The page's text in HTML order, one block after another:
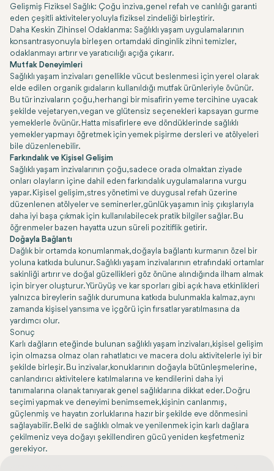
Gelişmiş Fiziksel Sağlık: Çoğu inziva, genel refah ve canlılığı garanti
eden çeşitli aktiviteler yoluyla fiziksel zindeliği birleştirir.
Daha Keskin Zihinsel Odaklanma: Sağlıklı yaşam uygulamalarının
konsantrasyonuyla birleşen ortamdaki dinginlik zihni temizler,
odaklanmayı artırır ve yaratıcılığı açığa çıkarır.
Mutfak Deneyimleri
Sağlıklı yaşam inzivaları genellikle vücut beslenmesi için yerel olarak
elde edilen organik gıdaların kullanıldığı mutfak ürünleriyle övünür.
Bu tür inzivaların çoğu, herhangi bir misafirin yeme tercihine uyacak
şekilde vejetaryen, vegan ve glütensiz seçenekleri kapsayan gurme
yemeklerle övünür. Hatta misafirlere eve döndüklerinde sağlıklı
yemekler yapmayı öğretmek için yemek pişirme dersleri ve atölyeleri
bile düzenlenebilir.
Farkındalık ve Kişisel Gelişim
Sağlıklı yaşam inzivalarının çoğu, sadece orada olmaktan ziyade
onları olayların içine dahil eden farkındalık uygulamalarına vurgu
yapar. Kişisel gelişim, stres yönetimi ve duygusal refah üzerine
düzenlenen atölyeler ve seminerler, günlük yaşamın iniş çıkışlarıyla
daha iyi başa çıkmak için kullanılabilecek pratik bilgiler sağlar. Bu
öğrenmeler bazen hayatta uzun süreli pozitiflik getirir.
Doğayla Bağlantı
Dağlık bir ortamda konumlanmak, doğayla bağlantı kurmanın özel bir
yoluna katkıda bulunur. Sağlıklı yaşam inzivalarının etrafındaki ortamlar
sakinliği artırır ve doğal güzellikleri göz önüne alındığında ilham almak
için bir yer oluşturur. Yürüyüş ve kar sporları gibi açık hava etkinlikleri
yalnızca bireylerin sağlık durumuna katkıda bulunmakla kalmaz, aynı
zamanda kişisel yansıma ve içgörü için fırsatlar yaratılmasına da
yardımcı olur.
Sonuç
Karlı dağların eteğinde bulunan sağlıklı yaşam inzivaları, kişisel gelişim
için olmazsa olmaz olan rahatlatıcı ve macera dolu aktivitelerle iyi bir
şekilde birleşir. Bu inzivalar, konuklarının doğayla bütünleşmelerine,
canlandırıcı aktivitelere katılmalarına ve kendilerini daha iyi
tanımalarına olanak tanıyarak genel sağlıklarına dikkat eder. Doğru
seçimi yapmak ve deneyimi benimsemek, kişinin canlanmış,
güçlenmiş ve hayatın zorluklarına hazır bir şekilde eve dönmesini
sağlayabilir. Belki de sağlıklı olmak ve yenilenmek için karlı dağlara
çekilmeniz veya doğayı şekillendiren gücü yeniden keşfetmeniz
gerekiyor.